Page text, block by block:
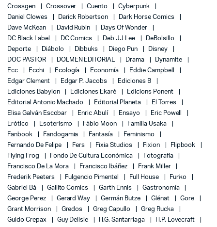
Crossgen
Crossover Cuento
Cyberpunk
Daniel Clowes
Darick Robertson
Dark Horse Comics
Dave McKean
David Rubin
Days Of Wonder
DC Black Label
DC Comics Deb JJ Lee
DeBolsillo
Deporte
Diábolo Dibbuks Diego Pun
Disney
DOC PASTOR
DOLMEN EDITORIAL Drama
Dynamite
Ecc
Ecchi Ecología Economía
Eddie Campbell
Edgar Clement
Edgar P. Jacobs
Ediciones B
Ediciones Babylon
Ediciones Ekaré
Edicions Ponent
Editorial Antonio Machado
Editorial Planeta
El Torres
Elisa Galván Escobar
Enric Abulí Ensayo
Eric Powell
Erótico
Esoterismo Fábio Moon
Familia Usaka
Fanbook
Fandogamia Fantasía
Feminismo
Fernando De Felipe
Fers Fixia Studios Fixion
Flipbook
Flying Frog
Fondo De Cultura Económica
Fotografía
Francisco De La Mora
Francisco Ibáñez
Frank Miller
Frederik Peeters
Fulgencio Pimentel Full House
Funko
Gabriel Bá
Gallito Comics Garth Ennis
Gastronomía
George Perez
Gerard Way Germán Butze Glénat
Gore
Grant Morrison
Gredos Greg Capullo
Greg Rucka
Guido Crepax
Guy Delisle H.G. Santarriaga
H.P. Lovecraft